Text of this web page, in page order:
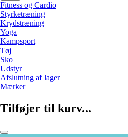
Fitness og Cardio
Styrketræning
Krydstræning
Yoga
Kampsport
Tøj
Sko
Udstyr
Afslutning af lager
Mærker
Tilføjer til kurv...